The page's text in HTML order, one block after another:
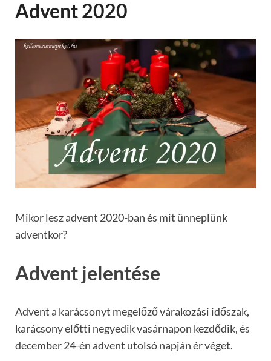
Advent 2020
Mikor lesz advent 2020-ban és mit ünneplünk
adventkor?
Advent jelentése
Advent a karácsonyt megelőző várakozási időszak,
karácsony előtti negyedik vasárnapon kezdődik, és
december 24-én advent utolsó napján ér véget.